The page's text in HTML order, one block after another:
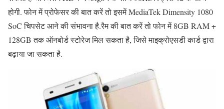
होगी. फोन में प्रोफेसर की बात करें तो इसमें MediaTek Dimensity 1080
SoC चिपसेट आने की संभावना है.रैम की बात करें तो फोन में 8GB RAM +
128GB तक ऑनबोर्ड स्टोरेज मिल सकता है, जिसे माइक्रोएसडी कार्ड द्वारा
बढ़ाया जा सकता है.